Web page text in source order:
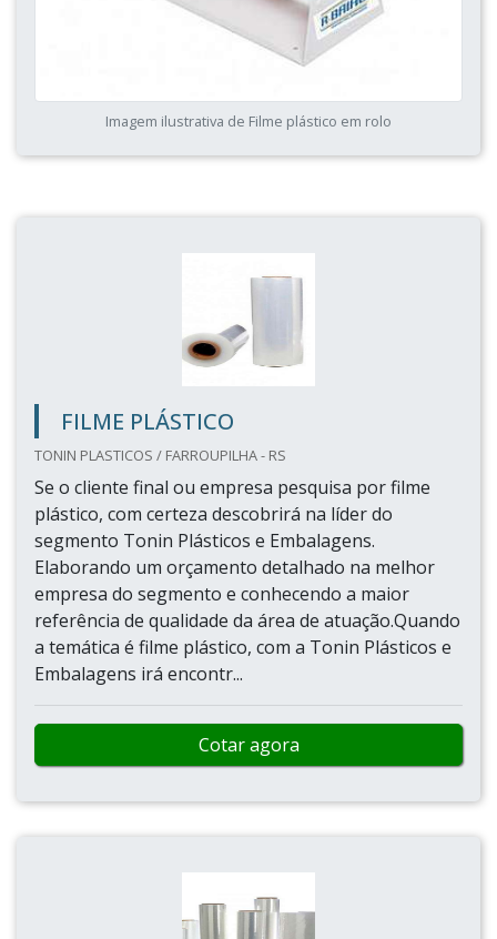
Imagem ilustrativa de Filme plástico em rolo
FILME PLÁSTICO
TONIN PLASTICOS / FARROUPILHA - RS
Se o cliente final ou empresa pesquisa por filme
plástico, com certeza descobrirá na líder do
segmento Tonin Plásticos e Embalagens.
Elaborando um orçamento detalhado na melhor
empresa do segmento e conhecendo a maior
referência de qualidade da área de atuação.Quando
a temática é filme plástico, com a Tonin Plásticos e
Embalagens irá encontr...
Cotar agora